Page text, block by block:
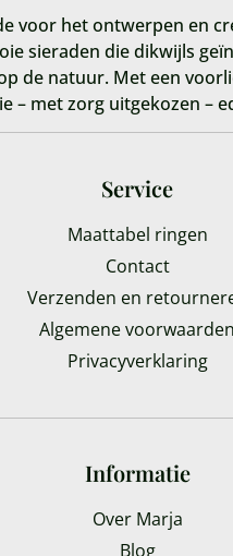
voor het ontwerpen en
sieraden die dikwijls
de natuur. Met een
– met zorg uitgekozen –
Service
Maattabel ringen
Contact
Verzenden en
Algemene voorwaarden
Privacyverklaring
Informatie
Over Marja
Blog